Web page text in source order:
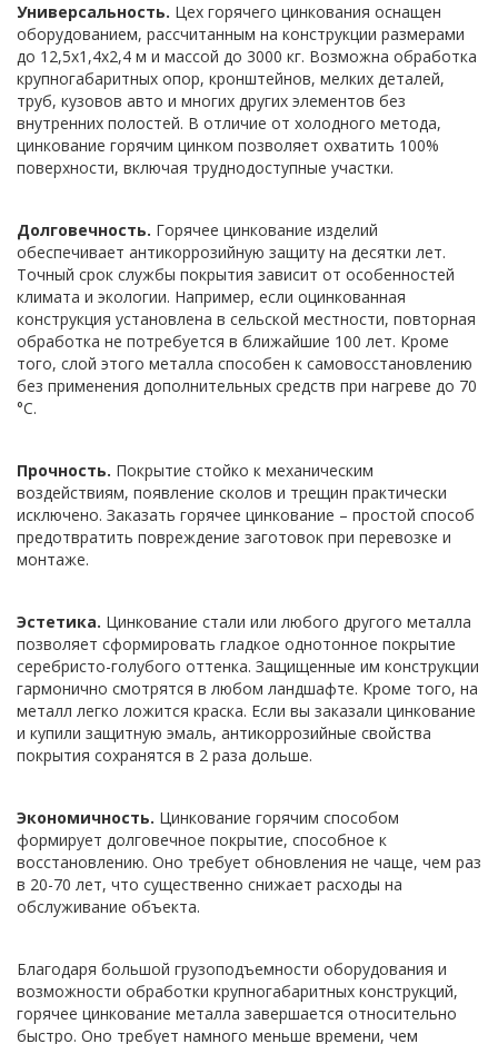
Универсальность. Цех горячего цинкования оснащен
оборудованием, рассчитанным на конструкции размерами
до 12,5x1,4x2,4 м и массой до 3000 кг. Возможна обработка
крупногабаритных опор, кронштейнов, мелких деталей,
труб, кузовов авто и многих других элементов без
внутренних полостей. В отличие от холодного метода,
цинкование горячим цинком позволяет охватить 100%
поверхности, включая труднодоступные участки.
Долговечность. Горячее цинкование изделий
обеспечивает антикоррозийную защиту на десятки лет.
Точный срок службы покрытия зависит от особенностей
климата и экологии. Например, если оцинкованная
конструкция установлена в сельской местности, повторная
обработка не потребуется в ближайшие 100 лет. Кроме
того, слой этого металла способен к самовосстановлению
без применения дополнительных средств при нагреве до 70
°C.
Прочность. Покрытие стойко к механическим
воздействиям, появление сколов и трещин практически
исключено. Заказать горячее цинкование – простой способ
предотвратить повреждение заготовок при перевозке и
монтаже.
Эстетика. Цинкование стали или любого другого металла
позволяет сформировать гладкое однотонное покрытие
серебристо-голубого оттенка. Защищенные им конструкции
гармонично смотрятся в любом ландшафте. Кроме того, на
металл легко ложится краска. Если вы заказали цинкование
и купили защитную эмаль, антикоррозийные свойства
покрытия сохранятся в 2 раза дольше.
Экономичность. Цинкование горячим способом
формирует долговечное покрытие, способное к
восстановлению. Оно требует обновления не чаще, чем раз
в 20-70 лет, что существенно снижает расходы на
обслуживание объекта.
Благодаря большой грузоподъемности оборудования и
возможности обработки крупногабаритных конструкций,
горячее цинкование металла завершается относительно
быстро. Оно требует намного меньше времени, чем